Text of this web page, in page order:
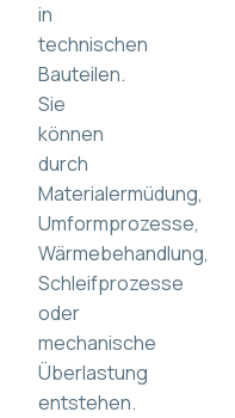
in
technischen
Bauteilen.
Sie
können
durch
Materialermüdung,
Umformprozesse,
Wärmebehandlung,
Schleifprozesse
oder
mechanische
Überlastung
entstehen.